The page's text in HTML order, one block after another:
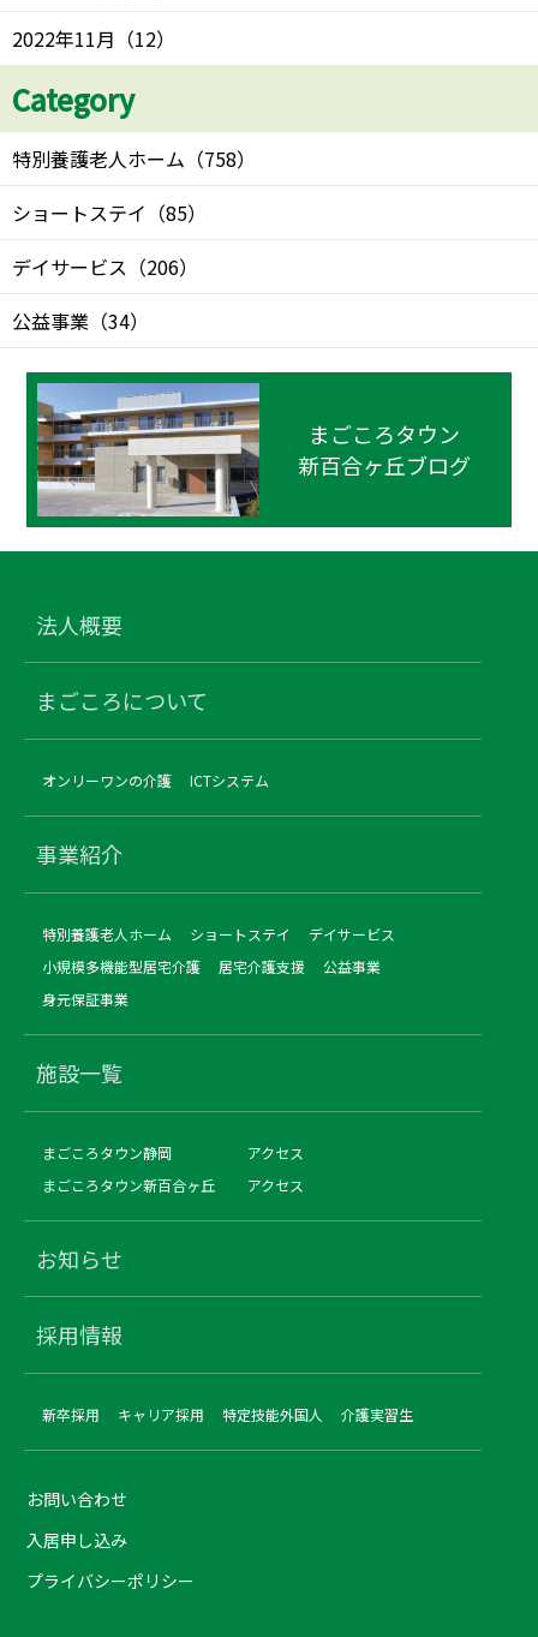
2022年11月 （12）
Category
特別養護老人ホーム （758）
ショートステイ （85）
デイサービス （206）
公益事業 （34）
まごころタウン
新百合ヶ丘ブログ
法人概要
まごころについて
オンリーワンの介護 ICTシステム
事業紹介
特別養護老人ホーム ショートステイ
デイサービス
小規模多機能型居宅介護
居宅介護支援
公益事業
身元保証事業
施設一覧
まごころタウン静岡
アクセス
まごころタウン新百合ヶ丘
アクセス
お知らせ
採用情報
新卒採用 キャリア採用 特定技能外国人 介護実習生
お問い合わせ
入居申し込み
プライバシーポリシー